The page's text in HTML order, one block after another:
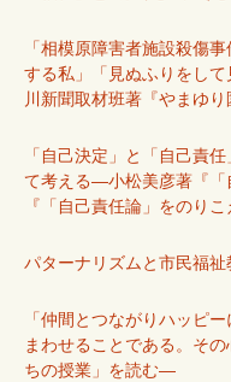
「相模原障害者施設殺傷
する私」「見ぬふりをし
川新聞取材班著『やまゆ
「自己決定」と「自己責
て考える―小松美彦著『「
『「自己責任論」をのり
パターナリズムと市民福祉
「仲間とつながりハッピ
まわせることである。そ
ちの授業」を読む―